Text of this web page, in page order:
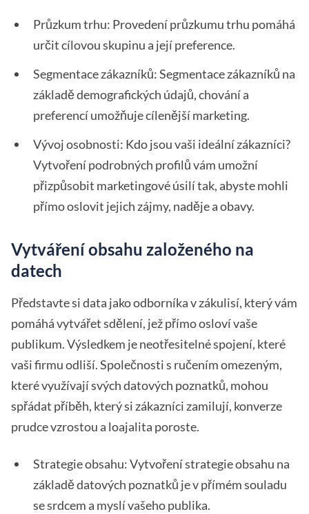
Průzkum trhu: Provedení průzkumu trhu pomáhá
určit cílovou skupinu a její preference.
Segmentace zákazníků: Segmentace zákazníků na
základě demografických údajů, chování a
preferencí umožňuje cílenější marketing.
Vývoj osobnosti: Kdo jsou vaši ideální zákazníci?
Vytvoření podrobných profilů vám umožní
přizpůsobit marketingové úsilí tak, abyste mohli
přímo oslovit jejich zájmy, naděje a obavy.
Vytváření obsahu založeného na
datech
Představte si data jako odborníka v zákulisí, který vám
pomáhá vytvářet sdělení, jež přímo osloví vaše
publikum. Výsledkem je neotřesitelné spojení, které
vaši firmu odliší. Společnosti s ručením omezeným,
které využívají svých datových poznatků, mohou
spřádat příběh, který si zákazníci zamilují, konverze
prudce vzrostou a loajalita poroste.
Strategie obsahu: Vytvoření strategie obsahu na
základě datových poznatků je v přímém souladu
se srdcem a myslí vašeho publika.